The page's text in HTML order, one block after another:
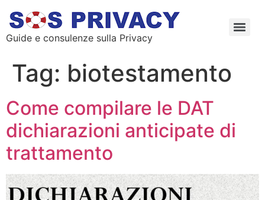
Guide e consulenze sulla Privacy
Tag: biotestamento
Come compilare le DAT
dichiarazioni anticipate di
trattamento